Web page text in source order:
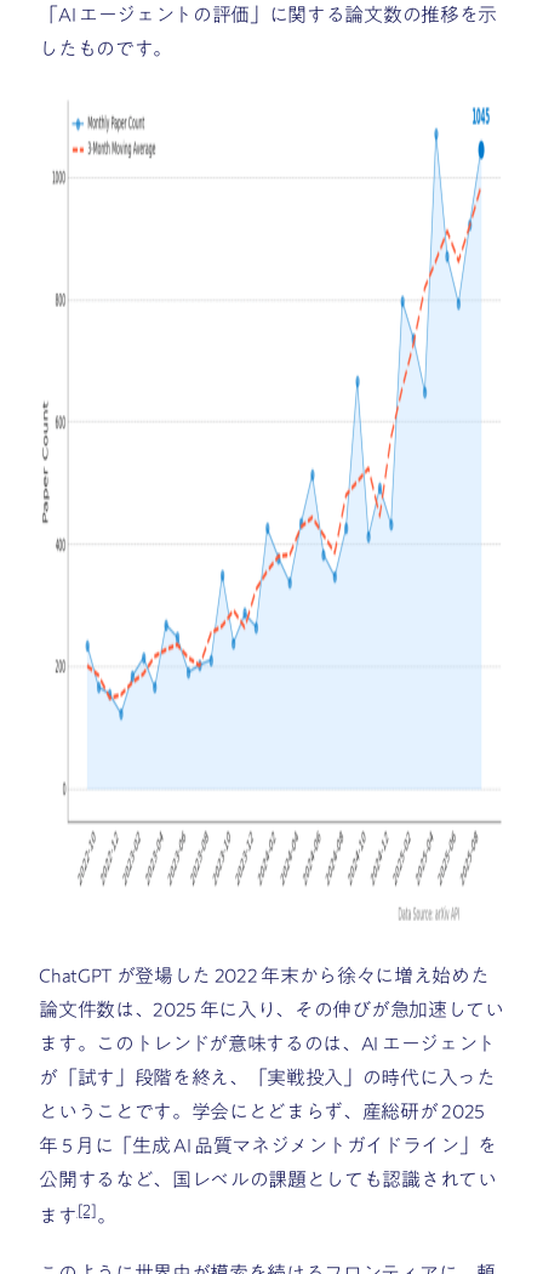
「AI エージェントの評価」に関する論文数の推移を示
したものです。
ChatGPT が登場した 2022 年末から徐々に増え始めた
論文件数は、2025 年に入り、その伸びが急加速してい
ます。このトレンドが意味するのは、AI エージェント
が「試す」段階を終え、「実戦投入」の時代に入った
ということです。学会にとどまらず、産総研が 2025
年 5 月に「生成 AI 品質マネジメントガイドライン」を
公開するなど、国レベルの課題としても認識されてい
ます[2]。